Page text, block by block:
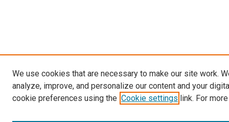
We use cookies that are necessary to make our site work.
analyze, improve, and personalize our content and your
cookie preferences using the Cookie settings link. For